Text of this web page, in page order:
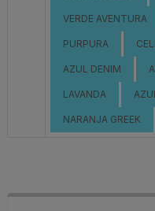
VERDE AVENTURA
PURPURA
AZUL DENIM
LAVANDA
NARANJA GREEK